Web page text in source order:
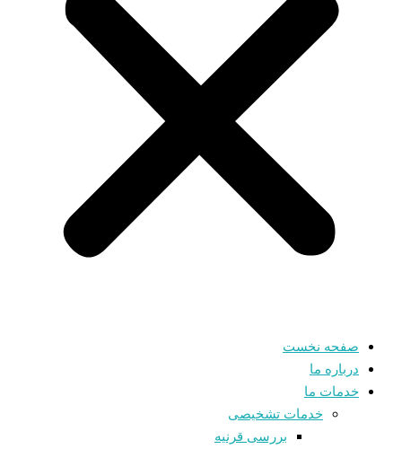
صفحه نخست
درباره ما
خدمات ما
خدمات تشخیصی
بررسی قرنیه